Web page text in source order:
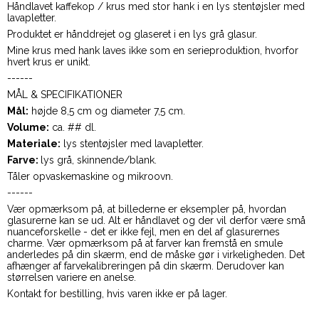
Håndlavet kaffekop / krus med stor hank i en lys stentøjsler med
lavapletter.
Produktet er hånddrejet og glaseret i en lys grå glasur.
Mine krus med hank laves ikke som en serieproduktion, hvorfor
hvert krus er unikt.
------
MÅL & SPECIFIKATIONER
Mål: højde 8,5 cm og diameter 7,5 cm.
Volume: ca. ## dl.
Materiale: lys stentøjsler med lavapletter.
Farve: lys grå, skinnende/blank.
Tåler opvaskemaskine og mikroovn.
------
Vær opmærksom på, at billederne er eksempler på, hvordan
glasurerne kan se ud. Alt er håndlavet og der vil derfor være små
nuanceforskelle - det er ikke fejl, men en del af glasurernes
charme. Vær opmærksom på at farver kan fremstå en smule
anderledes på din skærm, end de måske gør i virkeligheden. Det
afhænger af farvekalibreringen på din skærm. Derudover kan
størrelsen variere en anelse.
Kontakt for bestilling, hvis varen ikke er på lager.